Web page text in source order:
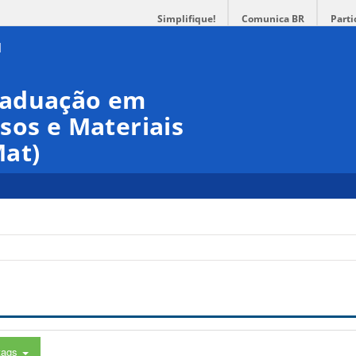
Simplifique! Comunica BR
em
e Materiais